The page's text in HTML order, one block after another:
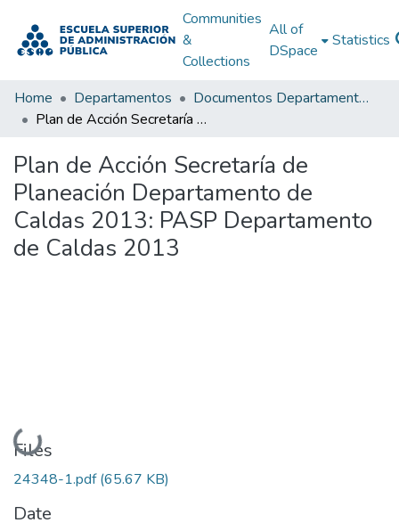
Communities
&
Collections
All of
DSpace
Statistics
Home Departamentos
Documentos Departamentales
Plan de Acción Secretaría de Planeación Departamento de Caldas 2013: PASP Departamento de Caldas 2013
Plan de Acción Secretaría de
Planeación Departamento de
Caldas 2013: PASP Departamento
de Caldas 2013
Loading...
Files
24348-1.pdf(65.67 KB)
Date